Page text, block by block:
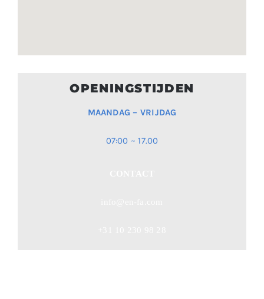
OPENINGSTIJDEN
MAANDAG – VRIJDAG
07:00 ~ 17.00